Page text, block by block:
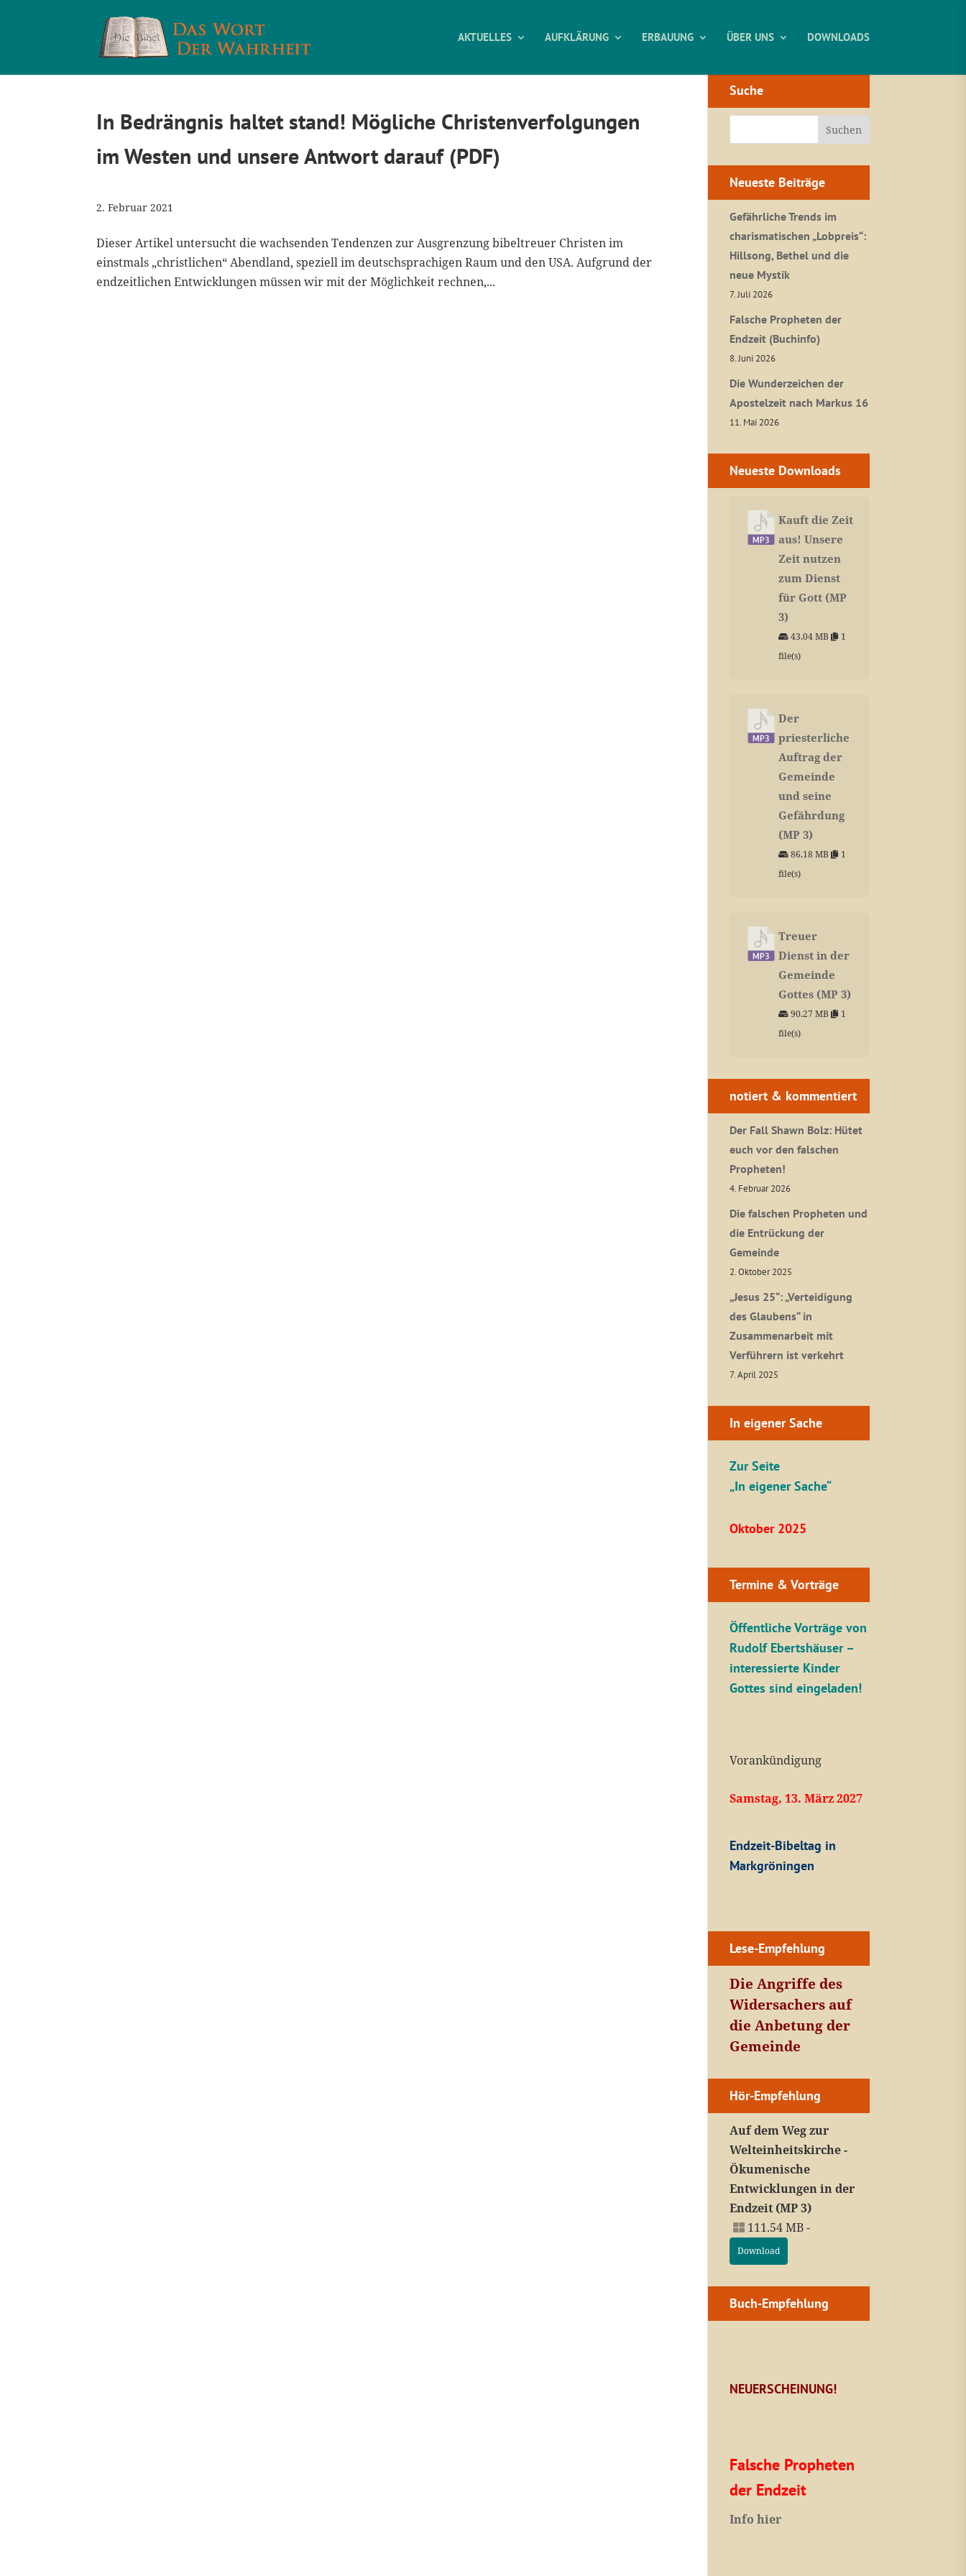
AKTUELLES AUFKLÄRUNG ERBAUUNG ÜBER UNS DOWNLOADS
In Bedrängnis haltet stand! Mögliche Christenverfolgungen
im Westen und unsere Antwort darauf (PDF)
2. Februar 2021
Dieser Artikel untersucht die wachsenden Tendenzen zur Ausgrenzung bibeltreuer Christen im
einstmals „christlichen“ Abendland, speziell im deutschsprachigen Raum und den USA. Aufgrund der
endzeitlichen Entwicklungen müssen wir mit der Möglichkeit rechnen,...
Suche
Neueste Beiträge
Gefährliche Trends im
charismatischen „Lobpreis“:
Hillsong, Bethel und die
neue Mystik
7. Juli 2026
Falsche Propheten der
Endzeit (Buchinfo)
8. Juni 2026
Die Wunderzeichen der
Apostelzeit nach Markus 16
11. Mai 2026
Neueste Downloads
Kauft die Zeit
aus! Unsere
Zeit nutzen
zum Dienst
für Gott (MP
3)
43.04 MB
1
file(s)
Der
priesterliche
Auftrag der
Gemeinde
und seine
Gefährdung
(MP 3)
86.18 MB
1
file(s)
Treuer
Dienst in der
Gemeinde
Gottes (MP 3)
90.27 MB
1
file(s)
notiert & kommentiert
Der Fall Shawn Bolz: Hütet
euch vor den falschen
Propheten!
4. Februar 2026
Die falschen Propheten und
die Entrückung der
Gemeinde
2. Oktober 2025
„Jesus 25“: „Verteidigung
des Glaubens“ in
Zusammenarbeit mit
Verführern ist verkehrt
7. April 2025
In eigener Sache
Zur Seite
„In eigener Sache“
Oktober 2025
Termine & Vorträge
Öffentliche Vorträge von
Rudolf Ebertshäuser –
interessierte Kinder
Gottes sind eingeladen!
Vorankündigung
Samstag, 13. März 2027
Endzeit-Bibeltag in
Markgröningen
Lese-Empfehlung
Die Angriffe des
Widersachers auf
die Anbetung der
Gemeinde
Hör-Empfehlung
Auf dem Weg zur
Welteinheitskirche -
Ökumenische
Entwicklungen in der
Endzeit (MP 3)
111.54 MB -
Download
Buch-Empfehlung
NEUERSCHEINUNG!
Falsche Propheten
der Endzeit
Info hier